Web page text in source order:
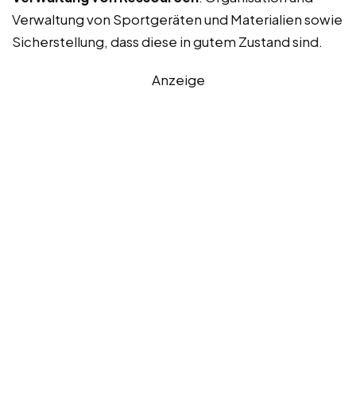
Verwaltung von Sportgeräten und Materialien sowie
Sicherstellung, dass diese in gutem Zustand sind.
Anzeige